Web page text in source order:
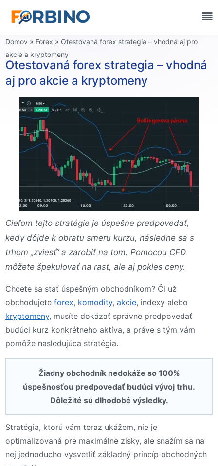
Domov » Forex » Otestovaná forex strategia – vhodná aj pro
akcie a kryptomeny
Otestovaná forex strategia – vhodná
aj pro akcie a kryptomeny
Cieľom tejto stratégie je úspešne predpovedať,
kedy dôjde k obratu smeru kurzu, následne sa s
trhom „zviesť“ a zarobiť na tom. Pomocou CFD
môžete špekulovať na rast, ale aj pokles ceny.
Chcete sa stať úspešným obchodníkom? Či už
obchodujete forex, komodity, akcie, indexy alebo
kryptomeny, musíte dokázať správne predpovedať
budúci kurz konkrétneho aktíva, a práve s tým vám
pomôže nasledujúca stratégia.
Žiadny obchodník nedokáže so 100%
úspešnosťou predpovedať budúci vývoj trhu.
Dôležité sú dlhodobé výsledky.
Stratégia, ktorú vám teraz ukážem, nie je
optimalizovaná pre maximálne zisky, ale snažím sa na
nej jednoducho vysvetliť základný princíp obchodných